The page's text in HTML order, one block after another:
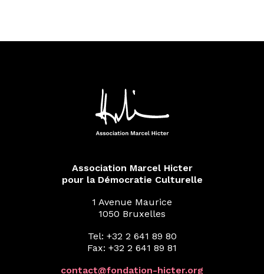
Association Marcel Hicter
pour la Démocratie Culturelle
1 Avenue Maurice
1050 Bruxelles
Tel: +32 2 641 89 80
Fax: +32 2 641 89 81
contact@fondation-hicter.org